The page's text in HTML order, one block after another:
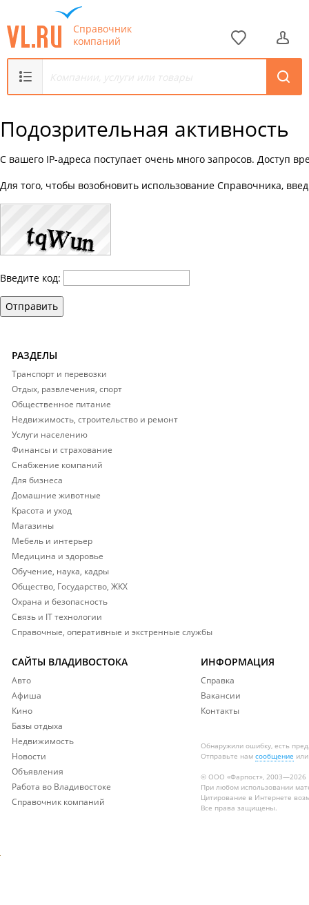
Справочник
компаний
Подозрительная активность
С вашего IP-адреса поступает очень много запросов. Доступ
Для того, чтобы возобновить использование Справочника,
Введите код:
Отправить
РАЗДЕЛЫ
Транспорт и перевозки
Отдых, развлечения, спорт
Общественное питание
Недвижимость, строительство и ремонт
Услуги населению
Финансы и страхование
Снабжение компаний
Для бизнеса
Домашние животные
Красота и уход
Магазины
Мебель и интерьер
Медицина и здоровье
Обучение, наука, кадры
Общество, Государство, ЖКХ
Охрана и безопасность
Связь и IT технологии
Справочные, оперативные и экстренные службы
САЙТЫ ВЛАДИВОСТОКА
Авто
Афиша
Кино
Базы отдыха
Недвижимость
Новости
Объявления
Работа во Владивостоке
Справочник компаний
ИНФОРМАЦИЯ
Справка
Вакансии
Контакты
Обнаружили ошибку, есть
Отправьте нам сообщение
© ООО «Фарпост», 2003—2026
При любом использовании
Цитирование в Интернете
Все права защищены.